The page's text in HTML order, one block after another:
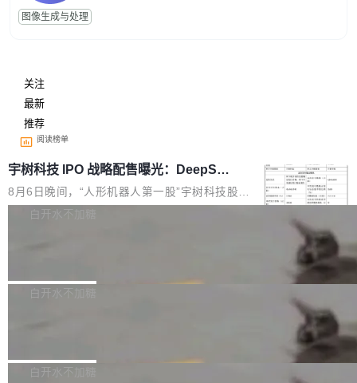
图像生成与处理
关注
最新
推荐
阅读榜单
宇树科技 IPO 战略配售曝光：DeepSe
ek 获配 93.3 万股，锁定 36 个月
8月6日晚间，“人形机器人第一股”宇树科技股份
有限公司披露IPO发行价格及战略配售结果，杭
36个月。 公告显示，本次宇树科技战略配售对
员工参与设立的专项资产管理计划。其中，Dee
白开水不加糖
Bug fixes and enhancements 修复多次传递同
一个回归问题，该问题导致拉取镜像时会拒绝包
白开水不加糖
e 孵化器项目管理委员会（IPMC）投票中获得
白开水不加糖